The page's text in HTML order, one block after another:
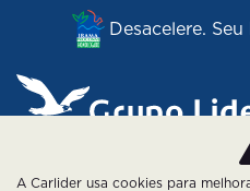
Desacelere.
Desenvolvido pela
A Carlider usa cookies para